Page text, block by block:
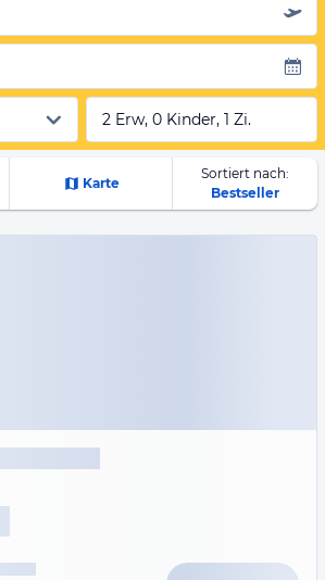
2 Erw, 0 Kinder, 1 Zi.
Karte
Sortiert nach:
Bestseller